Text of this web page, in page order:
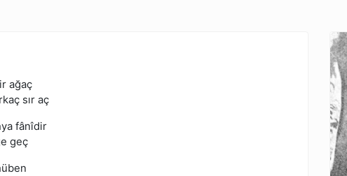
ağaç
sır aç
fânîdir
geç